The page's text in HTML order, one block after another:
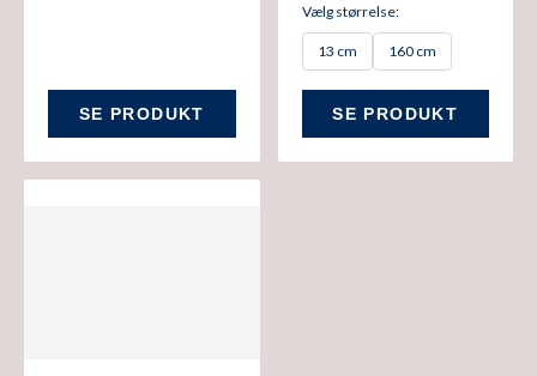
SE PRODUKT
Vælg størrelse:
13 cm 160 cm
SE PRODUKT